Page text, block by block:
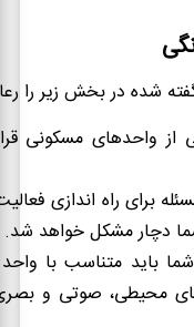
شده در بخش زیر را
از واحدهای مسکونی
برای راه اندازی
دچار مشکل خواهد شد.
باید متناسب با
محیطی، صوتی و